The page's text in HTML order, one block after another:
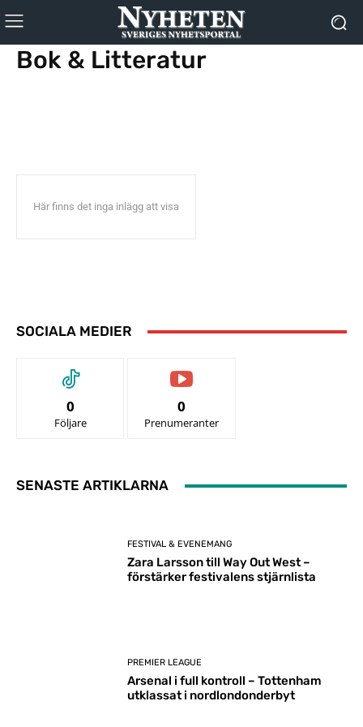
Bok & Litteratur
Här finns det inga inlägg att visa
SOCIALA MEDIER
0
Följare
0
Prenumeranter
SENASTE ARTIKLARNA
FESTIVAL & EVENEMANG
Zara Larsson till Way Out West –
förstärker festivalens stjärnlista
PREMIER LEAGUE
Arsenal i full kontroll – Tottenham
utklassat i nordlondonderbyt